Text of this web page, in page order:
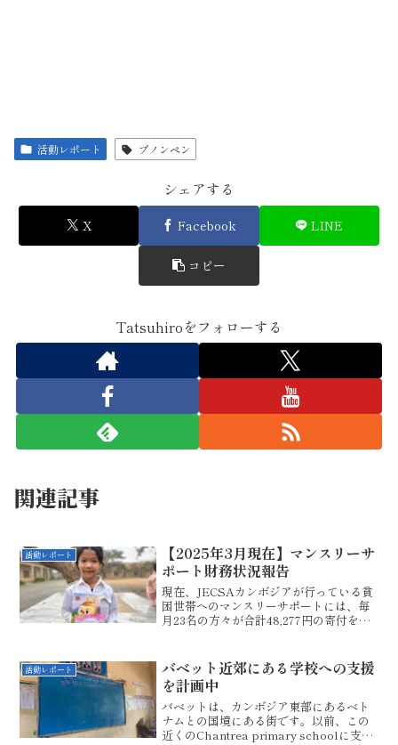
活動レポート プノンペン
シェアする
X Facebook LINE
コピー
Tatsuhiroをフォローする
関連記事
活動レポート
【2025年3月現在】マンスリーサ
ポート財務状況報告
現在、JECSAカンボジアが行っている貧
困世帯へのマンスリーサポートには、毎
月23名の方々が合計48,277円の寄付をく
を、ドル円の為替レートに変えて、海外
送金す...
活動レポート
バベット近郊にある学校への支援
を計画中
バベットは、カンボジア東部にあるベト
ナムとの国境にある街です。以前、この
近くのChantrea primary schoolに支援